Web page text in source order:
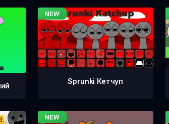
Sprunki Кетчуп